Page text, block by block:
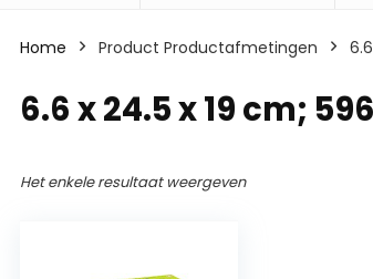
Home Product Productafmetingen
‎6.6 x 24.5 x 19 cm;
Het enkele resultaat weergeven